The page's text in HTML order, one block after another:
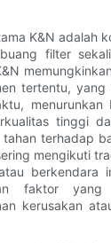
K&N adalah
filter
tertentu,
menurunkan
tinggi
terhadap
mengikuti
berkendara
faktor yang
kerusakan